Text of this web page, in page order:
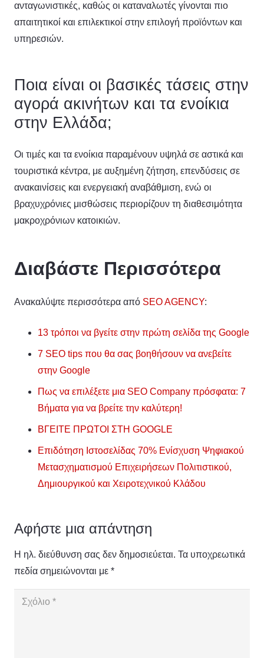
ανταγωνιστικές, καθώς οι καταναλωτές γίνονται πιο
απαιτητικοί και επιλεκτικοί στην επιλογή προϊόντων και
υπηρεσιών.
Ποια είναι οι βασικές τάσεις στην
αγορά ακινήτων και τα ενοίκια
στην Ελλάδα;
Οι τιμές και τα ενοίκια παραμένουν υψηλά σε αστικά και
τουριστικά κέντρα, με αυξημένη ζήτηση, επενδύσεις σε
ανακαινίσεις και ενεργειακή αναβάθμιση, ενώ οι
βραχυχρόνιες μισθώσεις περιορίζουν τη διαθεσιμότητα
μακροχρόνιων κατοικιών.
Διαβάστε Περισσότερα
Ανακαλύψτε περισσότερα από SEO AGENCY:
13 τρόποι να βγείτε στην πρώτη σελίδα της Google
7 SEO tips που θα σας βοηθήσουν να ανεβείτε
στην Google
Πως να επιλέξετε μια SEO Company πρόσφατα: 7
Βήματα για να βρείτε την καλύτερη!
ΒΓΕΙΤΕ ΠΡΩΤΟΙ ΣΤΗ GOOGLE
Επιδότηση Ιστοσελίδας 70% Ενίσχυση Ψηφιακού
Μετασχηματισμού Επιχειρήσεων Πολιτιστικού,
Δημιουργικού και Χειροτεχνικού Κλάδου
Αφήστε μια απάντηση
Η ηλ. διεύθυνση σας δεν δημοσιεύεται. Τα υποχρεωτικά
πεδία σημειώνονται με *